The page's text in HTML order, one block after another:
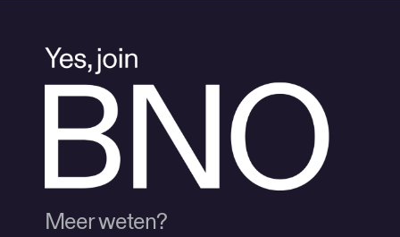
Meer weten?